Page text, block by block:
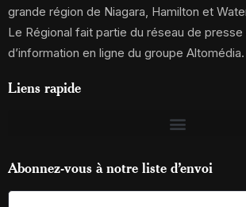
grande région de Niagara, Hamilton et
Le Régional fait partie du réseau de
d’information en ligne du groupe Altomédia.
Liens rapide
Abonnez-vous à notre liste d’envoi